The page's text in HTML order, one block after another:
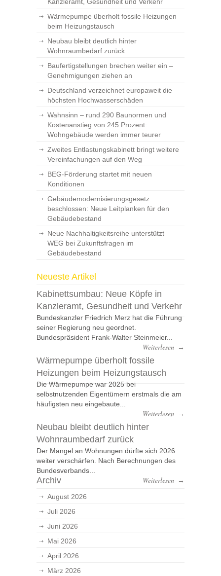
Wärmepumpe überholt fossile Heizungen
beim Heizungstausch
Neubau bleibt deutlich hinter
Wohnraumbedarf zurück
Baufertigstellungen brechen weiter ein –
Genehmigungen ziehen an
Deutschland verzeichnet europaweit die
höchsten Hochwasserschäden
Wahnsinn – rund 290 Baunormen und
Kostenanstieg von 245 Prozent:
Wohngebäude werden immer teurer
Zweites Entlastungskabinett bringt weitere
Vereinfachungen auf den Weg
BEG-Förderung startet mit neuen
Konditionen
Gebäudemodernisierungsgesetz
beschlossen: Neue Leitplanken für den
Gebäudebestand
Neue Nachhaltigkeitsreihe unterstützt
WEG bei Zukunftsfragen im
Gebäudebestand
Neueste Artikel
Kabinettsumbau: Neue Köpfe in
Kanzleramt, Gesundheit und Verkehr
Bundeskanzler Friedrich Merz hat die Führung
seiner Regierung neu geordnet.
Bundespräsident Frank-Walter Steinmeier...
Weiterlesen →
Wärmepumpe überholt fossile
Heizungen beim Heizungstausch
Die Wärmepumpe war 2025 bei
selbstnutzenden Eigentümern erstmals die am
häufigsten neu eingebaute...
Weiterlesen →
Neubau bleibt deutlich hinter
Wohnraumbedarf zurück
Der Mangel an Wohnungen dürfte sich 2026
weiter verschärfen. Nach Berechnungen des
Bundesverbands...
Weiterlesen →
Archiv
August 2026
Juli 2026
Juni 2026
Mai 2026
April 2026
März 2026